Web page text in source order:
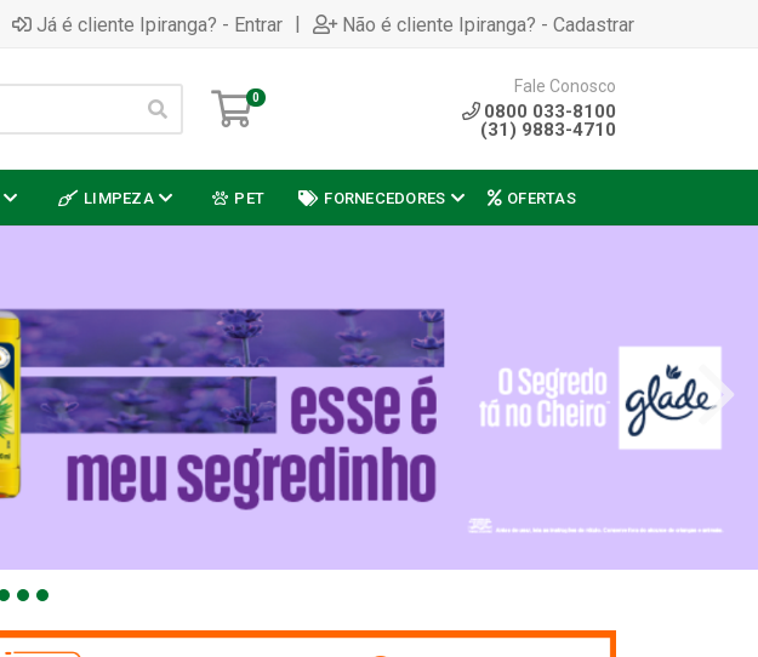
Já é cliente Ipiranga? - Entrar | Não é cliente Ipiranga? - Cadastrar
0
Fale Conosco
0800 033-8100
(31) 9883-4710
LIMPEZA PET FORNECEDORES OFERTAS